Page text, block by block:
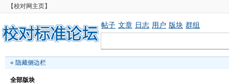
【校对网主页】
帖子 文章 日志 用户 版块 群组
« 隐藏侧边栏
全部版块